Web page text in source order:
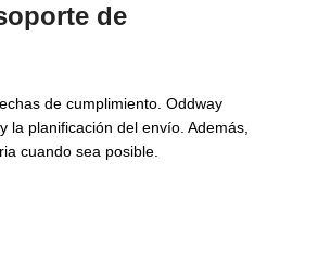
de
de cumplimiento. Oddway
planificación del envío. Además,
cuando sea posible.